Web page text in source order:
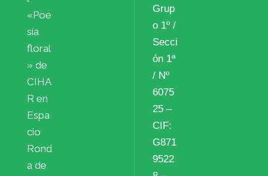
«Poe
sía
floral
» de
CIHA
R en
Espa
cio
Rond
a de
Grup
o 1º /
Secci
ón 1ª
/ Nº
6075
25 –
CIF:
G871
9522